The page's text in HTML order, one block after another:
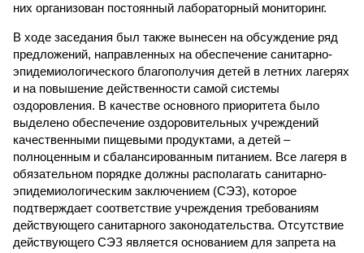
них организован постоянный лабораторный мониторинг.
В ходе заседания был также вынесен на обсуждение ряд
предложений, направленных на обеспечение санитарно-
эпидемиологического благополучия детей в летних лагерях
и на повышение действенности самой системы
оздоровления. В качестве основного приоритета было
выделено обеспечение оздоровительных учреждений
качественными пищевыми продуктами, а детей –
полноценным и сбалансированным питанием. Все лагеря в
обязательном порядке должны располагать санитарно-
эпидемиологическим заключением (СЭЗ), которое
подтверждает соответствие учреждения требованиям
действующего санитарного законодательства. Отсутствие
действующего СЭЗ является основанием для запрета на